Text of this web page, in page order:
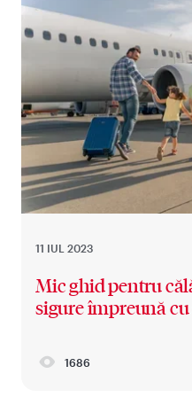
11 IUL 2023
Mic ghid pentru
sigure împreună
1686